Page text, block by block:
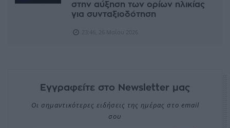
στην αύξηση των ορίων ηλικίας
για συνταξιοδότηση
Εγγραφείτε στο Newsletter μας
Οι σημαντικότερες ειδήσεις της ημέρας στο email
σου